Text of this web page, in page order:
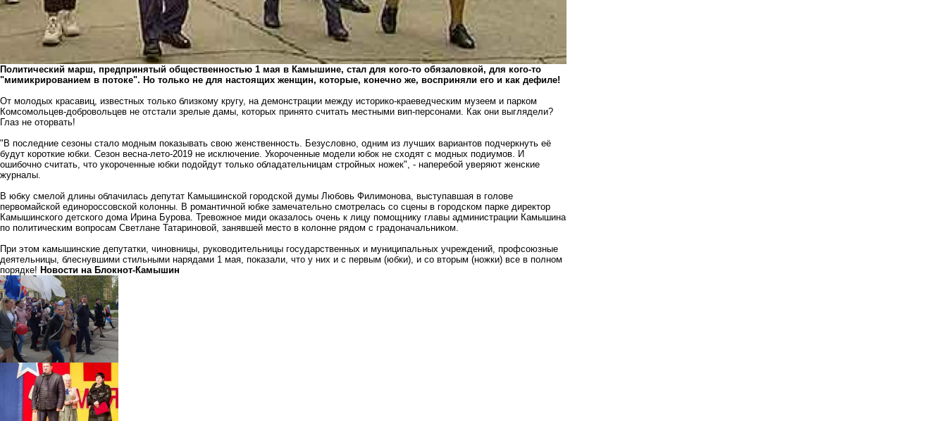
Политический марш, предпринятый общественностью 1 мая в Камышине, стал для кого-то обязаловкой, для кого-то
"мимикрированием в потоке". Но только не для настоящих женщин, которые, конечно же, восприняли его и как дефиле!
От молодых красавиц, известных только близкому кругу, на демонстрации между историко-краеведческим музеем и парком
Комсомольцев-добровольцев не отстали зрелые дамы, которых принято считать местными вип-персонами. Как они выглядели?
Глаз не оторвать!
"В последние сезоны стало модным показывать свою женственность. Безусловно, одним из лучших вариантов подчеркнуть её
будут короткие юбки. Сезон весна-лето-2019 не исключение. Укороченные модели юбок не сходят с модных подиумов. И
ошибочно считать, что укороченные юбки подойдут только обладательницам стройных ножек", - наперебой уверяют женские
журналы.
В юбку смелой длины облачилась депутат Камышинской городской думы Любовь Филимонова, выступавшая в голове
первомайской единороссовской колонны. В романтичной юбке замечательно смотрелась со сцены в городском парке директор
Камышинского детского дома Ирина Бурова. Тревожное миди оказалось очень к лицу помощнику главы администрации Камышина
по политическим вопросам Светлане Татариновой, занявшей место в колонне рядом с градоначальником.
При этом камышинские депутатки, чиновницы, руководительницы государственных и муниципальных учреждений, профсоюзные
деятельницы, блеснувшими стильными нарядами 1 мая, показали, что у них и с первым (юбки), и со вторым (ножки) все в полном
порядке! Новости на Блoкнoт-Камышин